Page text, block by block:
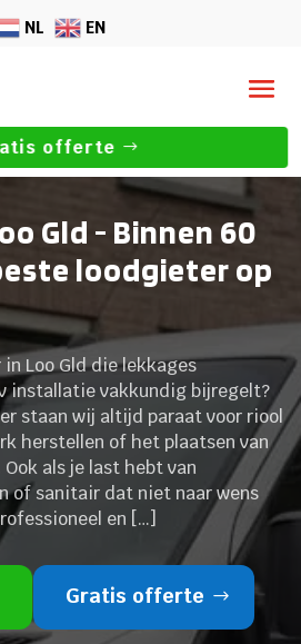
NL EN
offerte
Gld - Binnen 60
loodgieter op
Loo Gld die lekkages
installatie vakkundig bijregelt?
staan wij altijd paraat voor riool
herstellen of het plaatsen van
als je last hebt van
of sanitair dat niet naar wens
en […]
Gratis offerte